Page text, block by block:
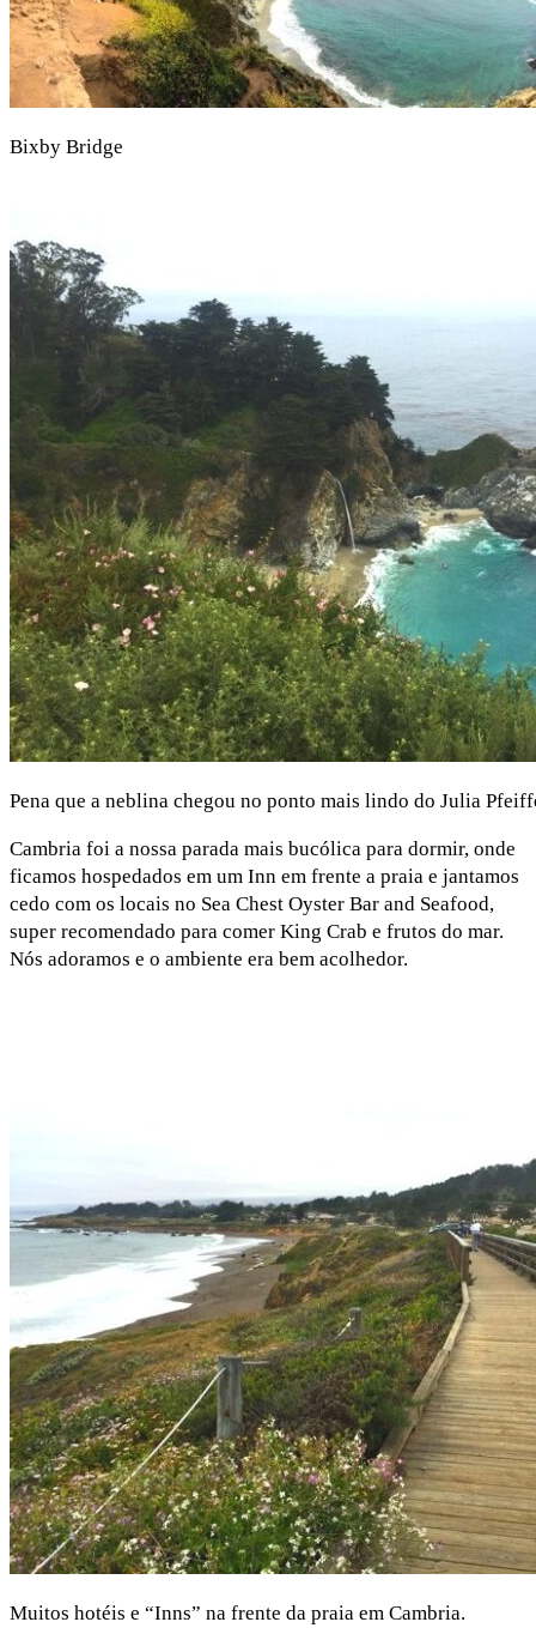
Bixby Bridge
Pena que a neblina chegou no ponto mais lindo do Julia
Cambria foi a nossa parada mais bucólica para dormir, onde
ficamos hospedados em um Inn em frente a praia e jantamos
cedo com os locais no Sea Chest Oyster Bar and Seafood,
super recomendado para comer King Crab e frutos do mar.
Nós adoramos e o ambiente era bem acolhedor.
Muitos hotéis e “Inns” na frente da praia em Cambria.